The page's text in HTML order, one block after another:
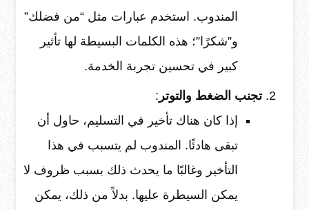
المندوب. استخدم عبارات مثل “من فضلك”
و”شكرًا”؛ هذه الكلمات البسيطة لها تأثير
كبير في تحسين تجربة الخدمة.
تجنب الضغط والتوتر :
إذا كان هناك تأخير في التسليم، حاول أن
تبقى هادئًا. المندوب لم يتسبب في هذا
التأخير وغالبًا ما يحدث ذلك بسبب ظروف لا
يمكن السيطرة عليها. بدلاً من ذلك، يمكن